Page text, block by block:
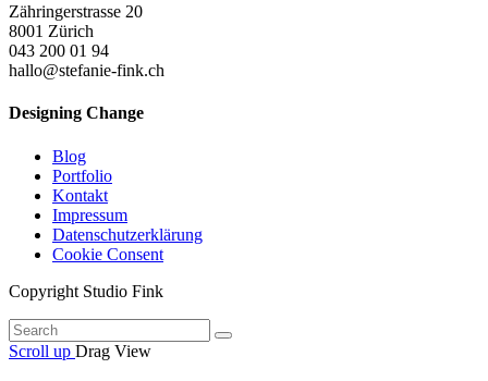
Zähringerstrasse 20
8001 Zürich
043 200 01 94
hallo@stefanie-fink.ch
Designing Change
Blog
Portfolio
Kontakt
Impressum
Datenschutzerklärung
Cookie Consent
Copyright Studio Fink
Scroll up Drag View